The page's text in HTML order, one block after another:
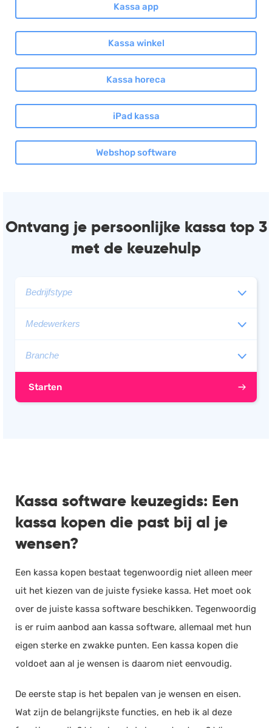
Kassa app
Kassa winkel
Kassa horeca
iPad kassa
Webshop software
Ontvang je persoonlijke kassa top 3
met de keuzehulp
Starten
Kassa software keuzegids: Een
kassa kopen die past bij al je
wensen?
Een kassa kopen bestaat tegenwoordig niet alleen meer
uit het kiezen van de juiste fysieke kassa. Het moet ook
over de juiste kassa software beschikken. Tegenwoordig
is er ruim aanbod aan kassa software, allemaal met hun
eigen sterke en zwakke punten. Een kassa kopen die
voldoet aan al je wensen is daarom niet eenvoudig.
De eerste stap is het bepalen van je wensen en eisen.
Wat zijn de belangrijkste functies, en heb ik al deze